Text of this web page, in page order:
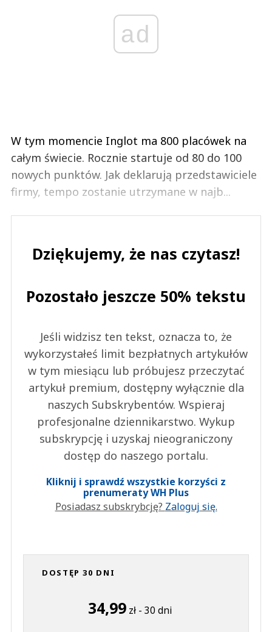
ad
W tym momencie Inglot ma 800 placówek na
całym świecie. Rocznie startuje od 80 do 100
nowych punktów. Jak deklarują przedstawiciele
firmy, tempo zostanie utrzymane w najb...
Dziękujemy, że nas czytasz!
Pozostało jeszcze 50% tekstu
Jeśli widzisz ten tekst, oznacza to, że
wykorzystałeś limit bezpłatnych artykułów
w tym miesiącu lub próbujesz przeczytać
artykuł premium, dostępny wyłącznie dla
naszych Subskrybentów. Wspieraj
profesjonalne dziennikarstwo. Wykup
subskrypcję i uzyskaj nieograniczony
dostęp do naszego portalu.
Kliknij i sprawdź wszystkie korzyści z
prenumeraty WH Plus
Posiadasz subskrybcję? Zaloguj się.
DOSTĘP 30 DNI
34,99 zł - 30 dni